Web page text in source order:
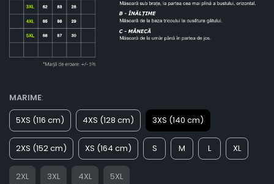
MARIME:
5XS (116 cm)
4XS (128 cm) 3XS (140 cm)
2XS (152 cm) XS (164 cm) S M L XL
2XL 3XL 4XL
5XL